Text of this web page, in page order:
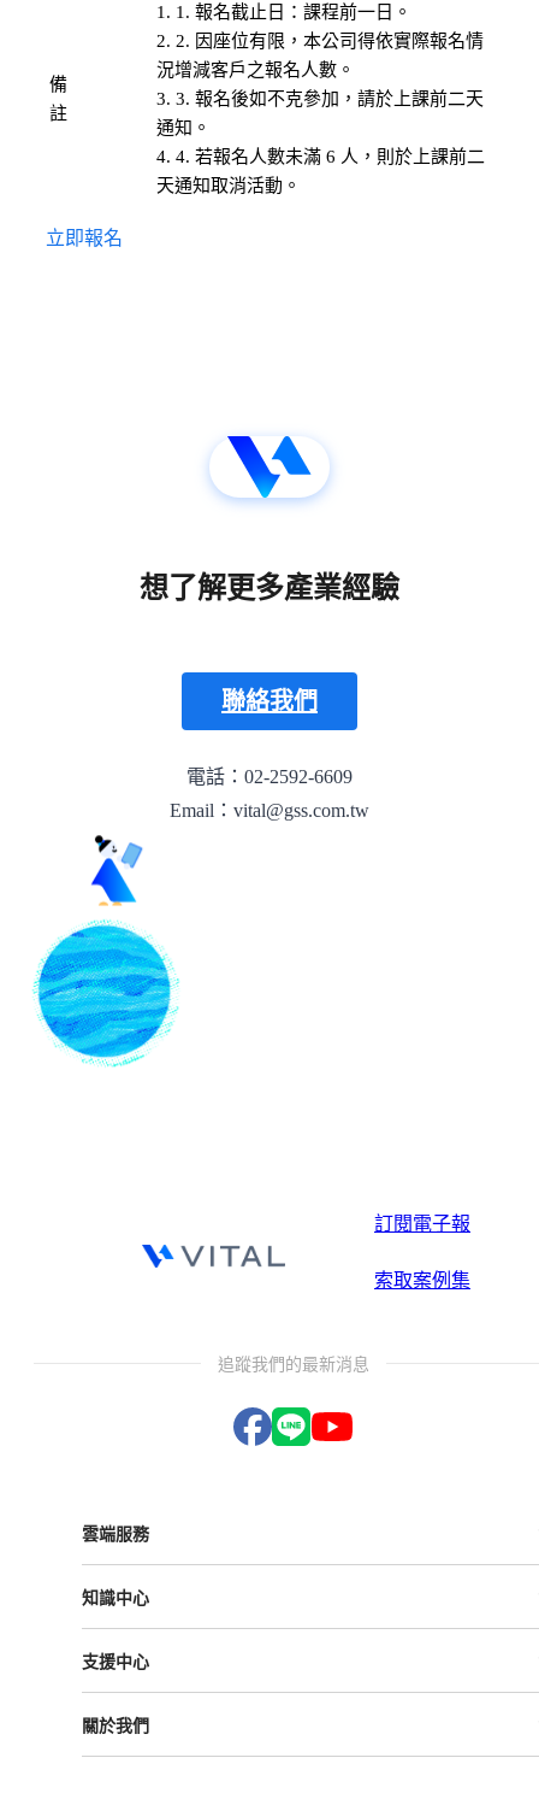
備
註
1. 報名截止日：課程前一日。
2. 因座位有限，本公司得依實際報名情
況增減客戶之報名人數。
3. 報名後如不克參加，請於上課前二天
通知。
4. 若報名人數未滿 6 人，則於上課前二
天通知取消活動。
立即報名
想了解更多產業經驗
聯絡我們
電話：02-2592-6609
Email：vital@gss.com.tw
訂閱電子報
索取案例集
追蹤我們的最新消息
雲端服務
Vital NetZero
Vital Finance
Vital OD
知識中心
成功案例
支援中心
解決方案
關於我們